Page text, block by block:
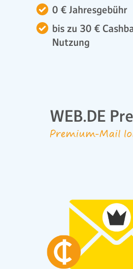
0 € Jahresgebühr
bis zu 30 €
Nutzung
WEB.DE
Premium-Mail